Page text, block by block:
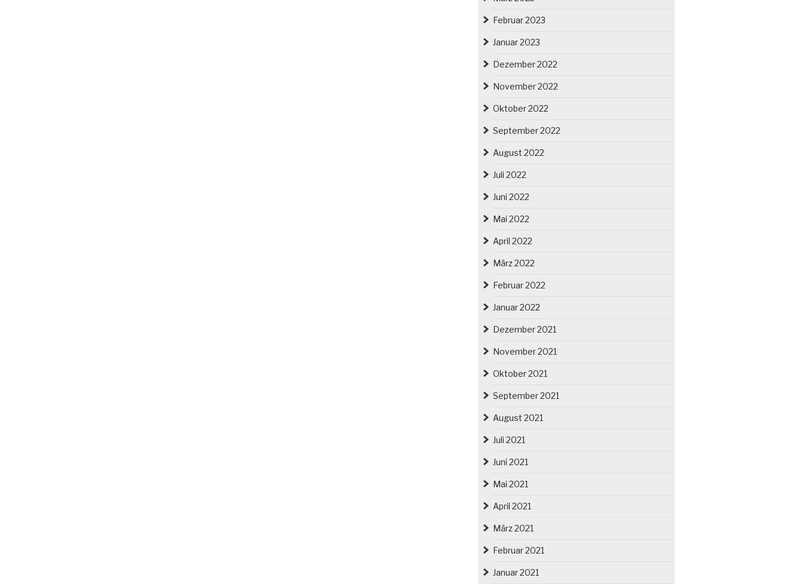
Februar 2023
Januar 2023
Dezember 2022
November 2022
Oktober 2022
September 2022
August 2022
Juli 2022
Juni 2022
Mai 2022
April 2022
März 2022
Februar 2022
Januar 2022
Dezember 2021
November 2021
Oktober 2021
September 2021
August 2021
Juli 2021
Juni 2021
Mai 2021
April 2021
März 2021
Februar 2021
Januar 2021